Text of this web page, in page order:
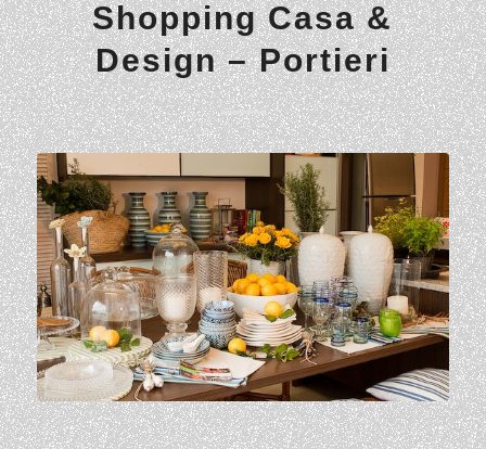
Shopping Casa &
Design – Portieri